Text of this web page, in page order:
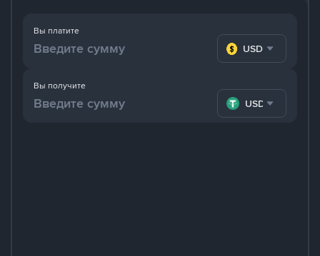
Вы платите
USD
Вы получите
USDT